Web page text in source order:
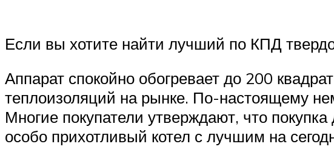
Если вы хотите найти лучший по КПД
Аппарат спокойно обогревает до 200
теплоизоляций на рынке. По-настоящему
Многие покупатели утверждают, что
особо прихотливый котел с лучшим на